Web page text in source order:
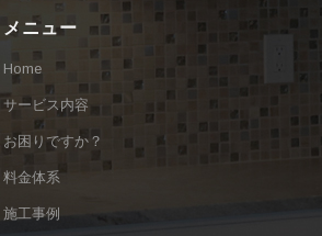
メニュー
Home
サービス内容
お困りですか？
料金体系
施工事例